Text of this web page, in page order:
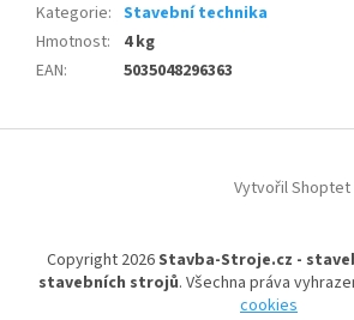
Kategorie: Stavební technika
Hmotnost:
4 kg
EAN: 5035048296363
Vytvořil Shoptet
Copyright 2026Stavba-Stroje.cz -
stavebních strojů. Všechna práva
cookies